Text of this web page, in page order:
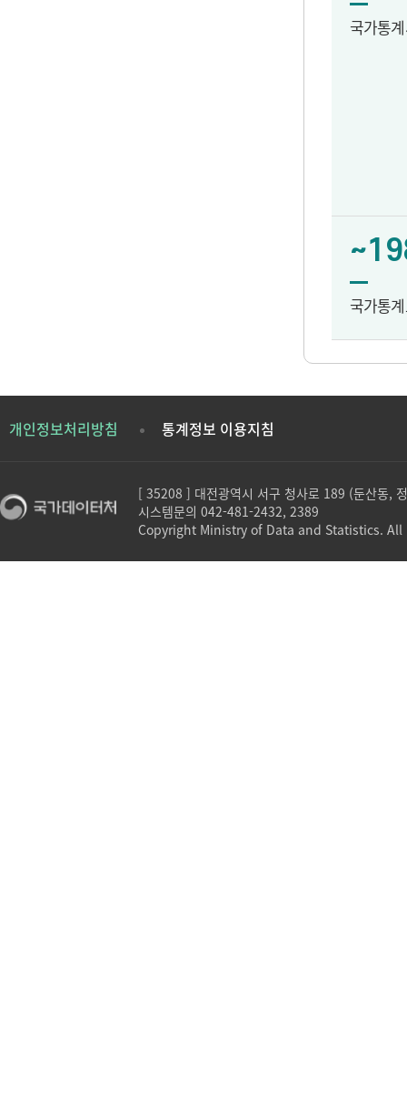
국가통
국가통
개인정보처리방침 통계정보 이용지침
[ 35208 ] 대전광역시 서구 청사로 189 (둔산동,
시스템문의 042-481-2432, 2389
Copyright Ministry of Data and Statistics.